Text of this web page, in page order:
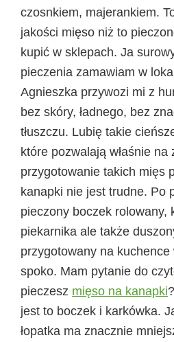
czosnkiem, majerankiem.
jakości mięso niż to
kupić w sklepach. Ja
pieczenia zamawiam w
Agnieszka przywozi mi z
bez skóry, ładnego, bez
tłuszczu. Lubię takie
które pozwalają właśnie
przygotowanie takich mięs
kanapki nie jest trudne. Po
pieczony boczek rolowany,
piekarnika ale także
przygotowany na
spoko. Mam pytanie do
pieczesz mięso na kanapki
jest to boczek i karkówka.
łopatka ma znacznie